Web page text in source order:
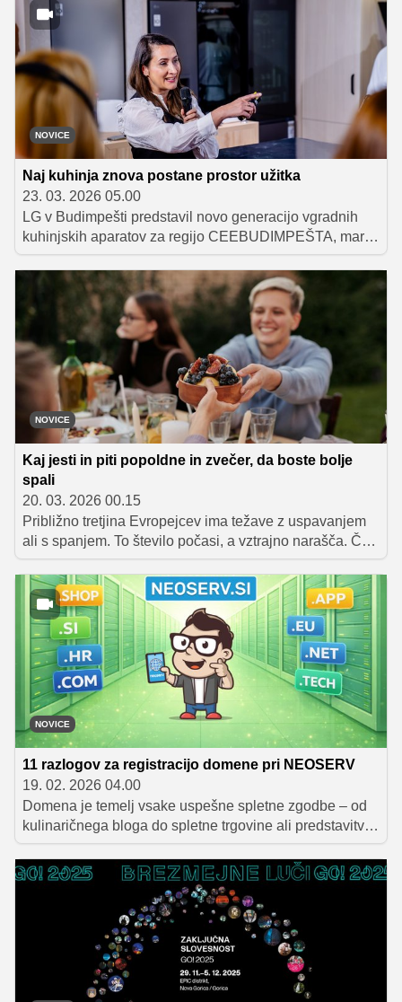
strahu in z več samozavesti.
NOVICE
Naj kuhinja znova postane prostor užitka
23. 03. 2026 05.00
LG v Budimpešti predstavil novo generacijo vgradnih
kuhinjskih aparatov za regijo CEEBUDIMPEŠTA, marec
2026 – LG je prejšnji teden v Budimpešti predstavil
svojo novo linijo vgradnih kuhinjskih aparatov za regijo
Srednje in Vzhodne Evrope. Na dogodku, kjer je
sodeloval tudi Michelinov chef Szilárd Tóth iz
restavracije SALT, je podjetje pokazalo, kako se
sodobna kuhinja razvija v povezan, uporabniku
prilagojen sistem, ki poenostavlja vsakodnevne procese
.V domači kuhinji je prava vrednost v občutku miru in
nadzora. Ko poznaš svoje naprave in njihove funkcije,
postane celoten proces enostavnejši, je poudaril Tóth .
NOVICE
Kaj jesti in piti popoldne in zvečer, da boste bolje
spali
20. 03. 2026 00.15
Približno tretjina Evropejcev ima težave z uspavanjem
ali s spanjem. To število počasi, a vztrajno narašča. Če
se tudi vi srečujete s tem, ne obupajte. Preden se
naročite na pregled pri zdravniku ali začnete razmišljati
o uspavalih, poskusite najprej prilagoditi svojo
prehrano. Morda bo to povsem dovolj.
NOVICE
11 razlogov za registracijo domene pri NEOSERV
19. 02. 2026 04.00
Domena je temelj vsake uspešne spletne zgodbe – od
kulinaričnega bloga do spletne trgovine ali predstavitve
podjetja. Pri NEOSERV.si je registracija domene
enostavna in cenovno ugodna, naročnikom pa je vedno
(24/7) na voljo tudi strokovna tehnična podpora, ki že od
leta 2003 skrbi za visoko kakovost storitev in prijetno
uporabniško izkušnjo.